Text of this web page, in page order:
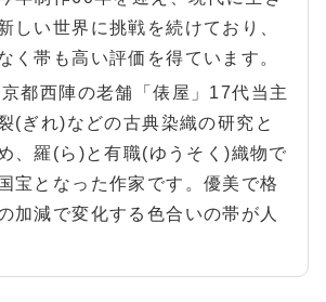
しい世界に挑戦を続けており、
く帯も高い評価を得ています。
京都西陣の老舗「俵屋」17代当主
(ぎれ)などの古典染織の研究と
、羅(ら)と有職(ゆうそく)織物で
宝となった作家です。優美で格
加減で変化する色合いの帯が人